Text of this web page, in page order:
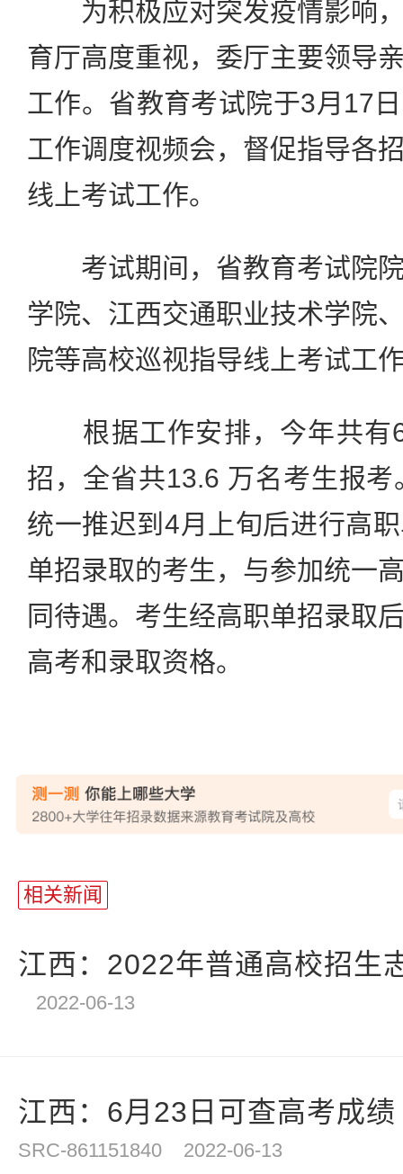
为积极应对突发疫情影响，
育厅高度重视，委厅主要领导
工作。省教育考试院于3月17
工作调度视频会，督促指导各
线上考试工作。
考试期间，省教育考试院院
学院、江西交通职业技术学院
院等高校巡视指导线上考试工
根据工作安排，今年共有
招，全省共13.6 万名考生报
统一推迟到4月上旬后进行高
单招录取的考生，与参加统一
同待遇。考生经高职单招录取
高考和录取资格。
相关新闻
江西：2022年普通高校招生
2022-06-13
江西：6月23日可查高考成绩
SRC-861151840 2022-06-13